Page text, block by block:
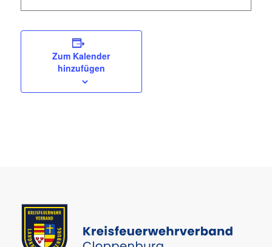
Zum Kalender
hinzufügen